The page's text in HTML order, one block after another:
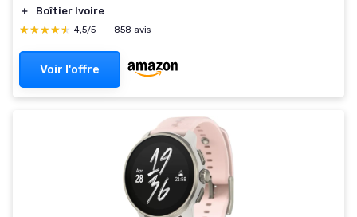
＋
Boîtier Ivoire
★★★★★
★★★★★ 4,5/5 — 858 avis
Voir l'offre